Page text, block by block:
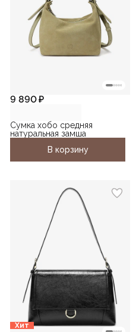
9 890 ₽
Сумка хобо средняя
натуральная замша
В корзину
Хит